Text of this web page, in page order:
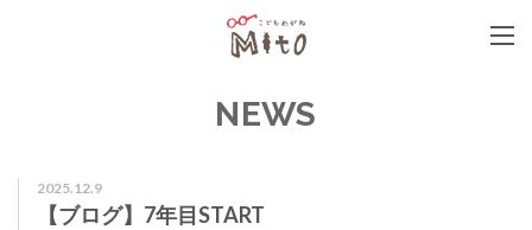
NEWS
2025.12.9
【ブログ】7年目START